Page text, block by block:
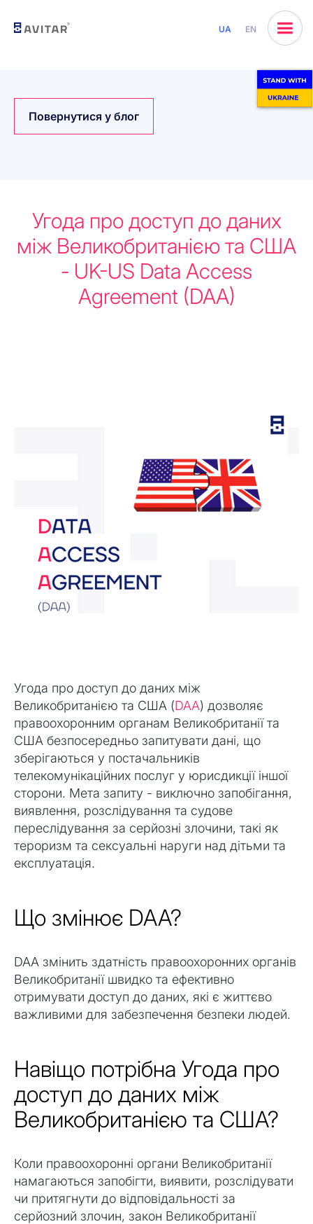
UA EN
Повернутися у блог
Угода про доступ до даних
між Великобританією та США
- UK-US Data Access
Agreement (DAA)
Угода про доступ до даних між
Великобританією та США (DAA) дозволяє
правоохоронним органам Великобританії та
США безпосередньо запитувати дані, що
зберігаються у постачальників
телекомунікаційних послуг у юрисдикції іншої
сторони. Мета запиту - виключно запобігання,
виявлення, розслідування та судове
переслідування за серйозні злочини, такі як
тероризм та сексуальні наруги над дітьми та
експлуатація.
Що змінює DAA?
DAA змінить здатність правоохоронних органів
Великобританії швидко та ефективно
отримувати доступ до даних, які є життєво
важливими для забезпечення безпеки людей.
Навіщо потрібна Угода про
доступ до даних між
Великобританією та США?
Коли правоохоронні органи Великобританії
намагаються запобігти, виявити, розслідувати
чи притягнути до відповідальності за
серйозний злочин, закон Великобританії